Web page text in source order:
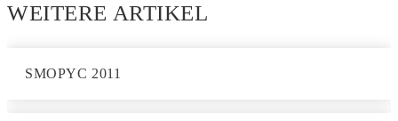
WEITERE ARTIKEL
SMOPYC 2011